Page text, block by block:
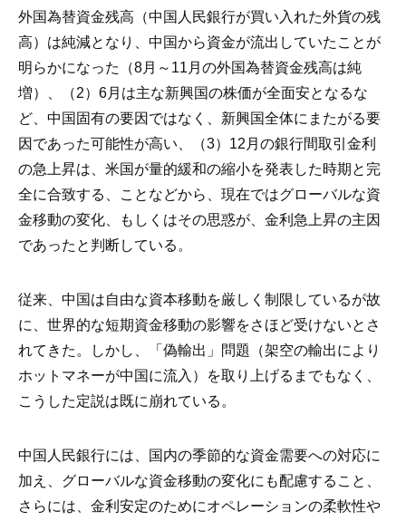
外国為替資金残高（中国人民銀行が買い入れた外貨の残
高）は純減となり、中国から資金が流出していたことが
明らかになった（8月～11月の外国為替資金残高は純
増）、（2）6月は主な新興国の株価が全面安となるな
ど、中国固有の要因ではなく、新興国全体にまたがる要
因であった可能性が高い、（3）12月の銀行間取引金利
の急上昇は、米国が量的緩和の縮小を発表した時期と完
全に合致する、ことなどから、現在ではグローバルな資
金移動の変化、もしくはその思惑が、金利急上昇の主因
であったと判断している。
従来、中国は自由な資本移動を厳しく制限しているが故
に、世界的な短期資金移動の影響をさほど受けないとさ
れてきた。しかし、「偽輸出」問題（架空の輸出により
ホットマネーが中国に流入）を取り上げるまでもなく、
こうした定説は既に崩れている。
中国人民銀行には、国内の季節的な資金需要への対応に
加え、グローバルな資金移動の変化にも配慮すること、
さらには、金利安定のためにオペレーションの柔軟性や